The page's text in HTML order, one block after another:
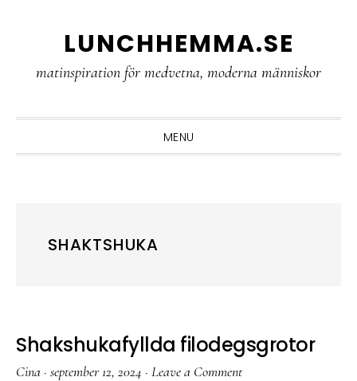
primary
primary
LUNCHHEMMA.SE
matinspiration för medvetna, moderna människor
MENU
SHAKTSHUKA
Shakshukafyllda filodegsgrotor
Cina · september 12, 2024 · Leave a Comment